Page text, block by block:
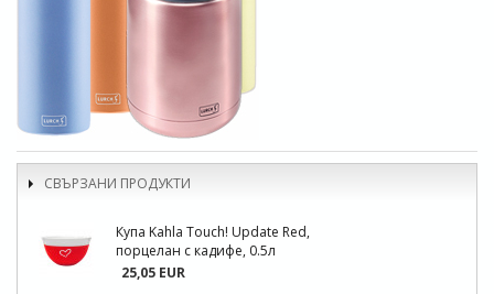
СВЪРЗАНИ ПРОДУКТИ
Купа Kahla Touch! Update Red,
порцелан с кадифе, 0.5л
25,05 EUR